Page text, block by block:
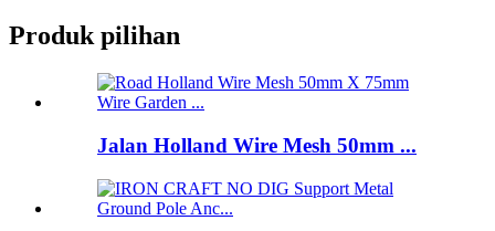
Produk pilihan
Jalan Holland Wire Mesh 50mm ...